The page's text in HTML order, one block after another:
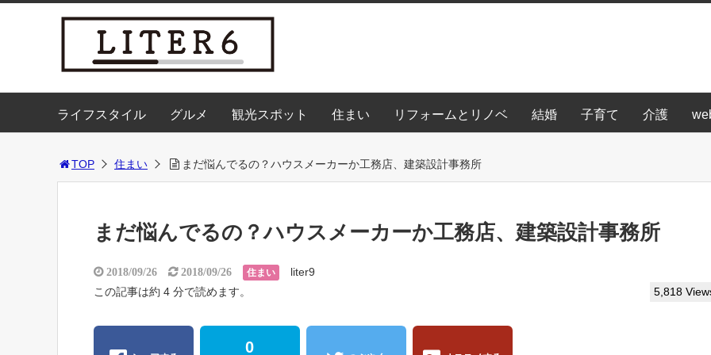
ライフスタイル グルメ 観光スポット 住まい リフォームとリノベ 結婚 子育て 介護
TOP 住まい まだ悩んでるの？ハウスメーカーか工務店、建築設計事務所
まだ悩んでるの？ハウスメーカーか工務店、建築設計事務所
2018/09/26 2018/09/26 住まい
liter9
この記事は約 4 分で読めます。
5,818
0